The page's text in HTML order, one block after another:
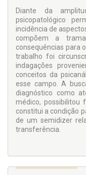
Diante da
psicopatológico
incidência de
compõem a
consequências para
trabalho foi
indagações
conceitos da
esse campo. A
diagnóstico como
médico, possibilitou
constitui a condição
de um semidizer
transferência.